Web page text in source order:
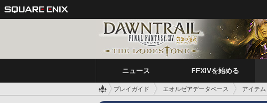
ニュース FFXIVを始める
プレイガイド エオルゼアデータベース アイテム